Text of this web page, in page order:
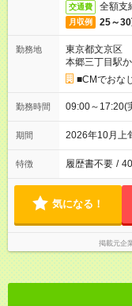
交通費 全額支
月収例 25～30
勤務地
東京都文京区
本郷三丁目駅
■CMでおな
勤務時間 09:00～
期間 2026年10月
特徴 履歴書不要 /
気になる！
掲載元企